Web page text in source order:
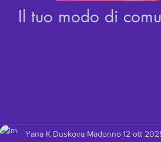
Il tuo modo di
Yana K Duskova Madonno12 ott